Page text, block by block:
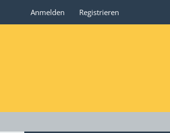
Anmelden Registrieren